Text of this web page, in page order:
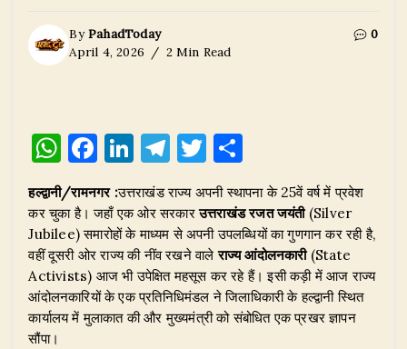
ByPahadToday
April 4, 2026
2 Min Read
0
W
h
at
s
A
p
p
F
c
e
b
o
o
Li
k
e
dI
n
T
e
g
ra
m
T
w
it
te
r
ar
e
हल्द्वानी/रामनगर :उत्तराखंड राज्य अपनी स्थापना के 25वें वर्ष में प्रवेश
कर चुका है। जहाँ एक ओर सरकारउत्तराखंड रजत जयंती(Silver
Jubilee) समारोहों के माध्यम से अपनी उपलब्धियों का गुणगान कर रही है,
वहीं दूसरी ओर राज्य की नींव रखने वालेराज्य आंदोलनकारी(State
Activists) आज भी उपेक्षित महसूस कर रहे हैं। इसी कड़ी में आज राज्य
आंदोलनकारियों के एक प्रतिनिधिमंडल ने जिलाधिकारी के हल्द्वानी स्थित
कार्यालय में मुलाकात की और मुख्यमंत्री को संबोधित एक प्रखर ज्ञापन
सौंपा।